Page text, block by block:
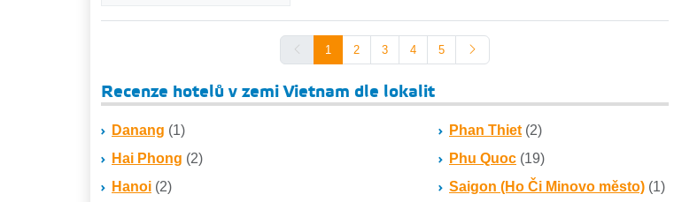
1 2 3 4 5
Recenze hotelů v zemi Vietnam dle lokalit
Danang (1)
Hai Phong (2)
Hanoi (2)
Phan Thiet (2)
Phu Quoc (19)
Saigon (Ho Či Minovo město) (1)